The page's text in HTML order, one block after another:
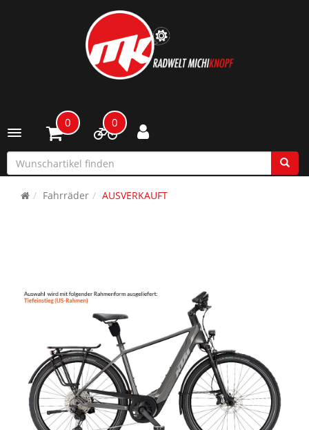
Toggle navigation
0 0
Fahrräder AUSVERKAUFT